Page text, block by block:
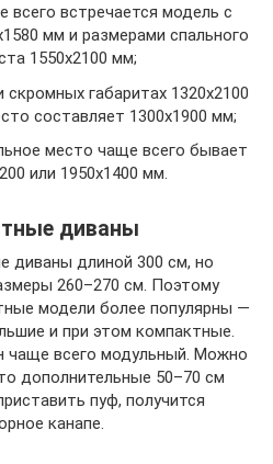
всего встречается модель с
мм и размерами спального
1550х2100 мм;
габаритах 1320х2100
составляет 1300х1900 мм;
место чаще всего бывает
или 1950х1400 мм.
диваны
диваны длиной 300 см, но
260–270 см. Поэтому
модели более популярны —
и при этом компактные.
чаще всего модульный. Можно
дополнительные 50–70 см
пуф, получится
канапе.